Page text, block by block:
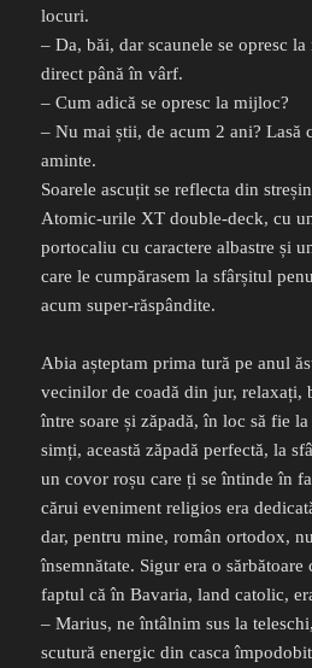
locuri.
– Da, băi, dar scaunele se opresc
direct până în vârf.
– Cum adică se opresc la mijloc?
– Nu mai știi, de acum 2 ani? Lasă
aminte.
Soarele ascuțit se reflecta din
Atomic-urile XT double-deck, cu
portocaliu cu caractere albastre și
care le cumpărasem la sfârșitul
acum super-răspândite.
Abia așteptam prima tură pe anul
vecinilor de coadă din jur, relaxați,
între soare și zăpadă, în loc să fie
simți, această zăpadă perfectă, la
un covor roșu care ți se întinde în
cărui eveniment religios era
dar, pentru mine, român ortodox,
însemnătate. Sigur era o
faptul că în Bavaria, land catolic,
– Marius, ne întâlnim sus la
scutură energic din casca